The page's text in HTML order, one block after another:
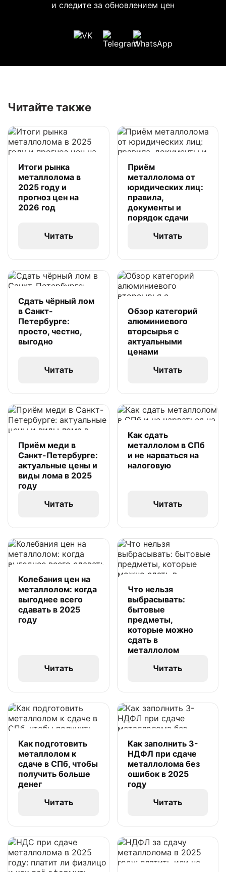
и следите за обновлением цен
Читайте также
Итоги рынка
металлолома в
2025 году и
прогноз цен на
2026 год
Читать
Приём
металлолома от
юридических лиц:
правила,
документы и
порядок сдачи
Читать
Сдать чёрный лом
в Санкт-
Петербурге:
просто, честно,
выгодно
Читать
Обзор категорий
алюминиевого
вторсырья с
актуальными
ценами
Читать
Приём меди в
Санкт-Петербурге:
актуальные цены и
виды лома в 2025
году
Читать
Как сдать
металлолом в СПб
и не нарваться на
налоговую
Читать
Колебания цен на
металлолом: когда
выгоднее всего
сдавать в 2025
году
Читать
Что нельзя
выбрасывать:
бытовые
предметы,
которые можно
сдать в
металлолом
Читать
Как подготовить
металлолом к
сдаче в СПб, чтобы
получить больше
денег
Читать
Как заполнить 3-
НДФЛ при сдаче
металлолома без
ошибок в 2025
году
Читать